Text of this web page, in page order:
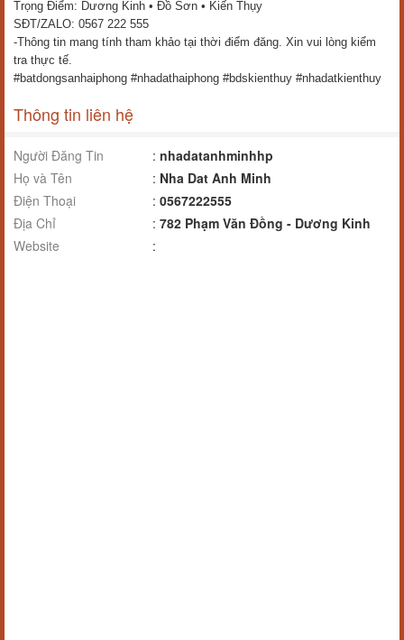
Trọng Điểm: Dương Kinh • Đồ Sơn • Kiến Thụy
SĐT/ZALO: 0567 222 555
-Thông tin mang tính tham khảo tại thời điểm đăng. Xin vui lòng kiểm
tra thực tế.
#batdongsanhaiphong #nhadathaiphong #bdskienthuy #nhadatkienthuy
Thông tin liên hệ
Người Đăng Tin : nhadatanhminhhp
Họ và Tên
: Nha Dat Anh Minh
Điện Thoại
: 0567222555
Địa Chỉ
: 782 Phạm Văn Đồng - Dương Kinh
Website
: